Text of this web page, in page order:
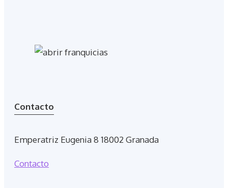
Contacto
Emperatriz Eugenia 8 18002 Granada
Contacto